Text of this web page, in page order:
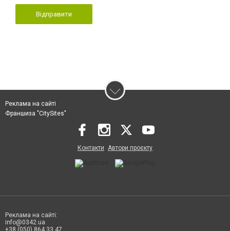
Відправити
Реклама на сайті
Франшиза "CitySites"
Контакти Автори проєкту
Реклама на сайті:
info@0342.ua
+38 (050) 864 33 47